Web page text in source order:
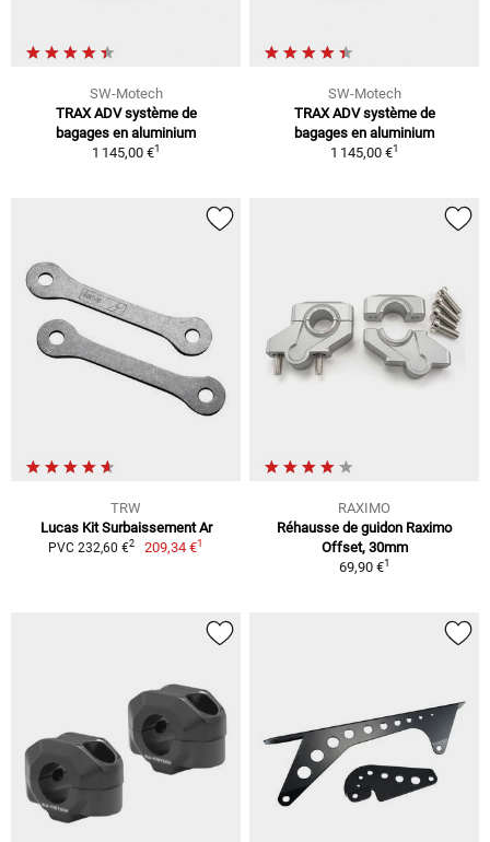
SW-Motech
TRAX ADV système de
bagages en aluminium
1 145,00 €1
SW-Motech
TRAX ADV système de
bagages en aluminium
1 145,00 €1
TRW
Lucas Kit Surbaissement Ar
PVC 232,60 €2 209,34 €1
RAXIMO
Réhausse de guidon Raximo
Offset, 30mm
69,90 €1